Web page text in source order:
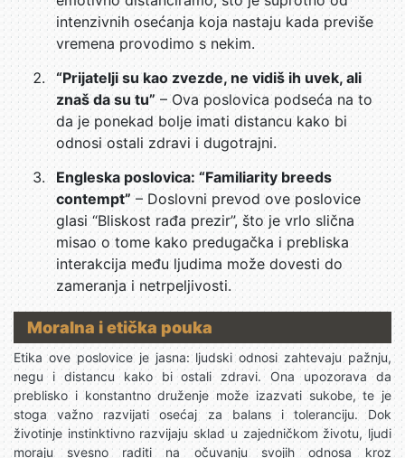
intenzivnih osećanja koja nastaju kada previše
vremena provodimo s nekim.
“Prijatelji su kao zvezde, ne vidiš ih uvek, ali
znaš da su tu”– Ova poslovica podseća na to
da je ponekad bolje imati distancu kako bi
odnosi ostali zdravi i dugotrajni.
Engleska poslovica: “Familiarity breeds
contempt” – Doslovni prevod ove poslovice
glasi “Bliskost rađa prezir”, što je vrlo slična
misao o tome kako predugačka i prebliska
interakcija među ljudima može dovesti do
zameranja i netrpeljivosti.
Moralna i etička pouka
Etika ove poslovice je jasna: ljudski odnosi zahtevaju pažnju,
negu i distancu kako bi ostali zdravi. Ona upozorava da
preblisko i konstantno druženje može izazvati sukobe, te je
stoga važno razvijati osećaj za balans i toleranciju. Dok
životinje instinktivno razvijaju sklad u zajedničkom životu, ljudi
moraju svesno raditi na očuvanju svojih odnosa kroz